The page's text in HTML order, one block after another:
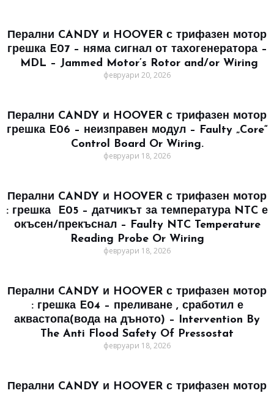
Перални CANDY и HOOVER с трифазен мотор
грешка E07 – няма сигнал от тахогенератора –
MDL – Jammed Motor’s Rotor and/or Wiring
февруари 20, 2026
Перални CANDY и HOOVER с трифазен мотор
грешка E06 – неизправен модул – Faulty „Core“
Control Board Or Wiring.
февруари 18, 2026
Перални CANDY и HOOVER с трифазен мотор
: грешка E05 – датчикът за температура NTC е
окъсен/прекъснал – Faulty NTC Temperature
Reading Probe Or Wiring
февруари 18, 2026
Перални CANDY и HOOVER с трифазен мотор
: грешка E04 – преливане , сработил е
аквастопа(вода на дъното) – Intervention By
The Anti Flood Safety Of Pressostat
февруари 18, 2026
Перални CANDY и HOOVER с трифазен мотор